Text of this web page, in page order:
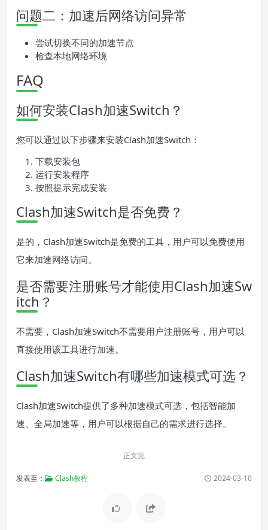
问题二：加速后网络访问异常
尝试切换不同的加速节点
检查本地网络环境
FAQ
如何安装Clash加速Switch？
您可以通过以下步骤来安装Clash加速Switch：
下载安装包
运行安装程序
按照提示完成安装
Clash加速Switch是否免费？
是的，Clash加速Switch是免费的工具，用户可以免费使用
它来加速网络访问。
是否需要注册账号才能使用Clash加速Sw
itch？
不需要，Clash加速Switch不需要用户注册账号，用户可以
直接使用该工具进行加速。
Clash加速Switch有哪些加速模式可选？
Clash加速Switch提供了多种加速模式可选，包括智能加
速、全局加速等，用户可以根据自己的需求进行选择。
正文完
发表至： Clash教程 2024-03-10